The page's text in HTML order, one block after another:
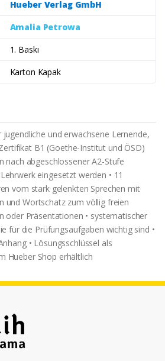
Hueber Verlag GmbH
Amalia Petrowa
1. Baskı
Karton Kapak
und erwachsene Lernende,
B1 (Goethe-Institut und ÖSD)
nach abgeschlossener A2-Stufe
eingesetzt werden • 11
vom stark gelenkten Sprechen mit
und Wortschatz zum völlig freien
oder Präsentationen • systematischer
für die Prüfungsaufgaben wichtig sind •
• Lösungsschlüssel als
Hueber Shop erhältlich